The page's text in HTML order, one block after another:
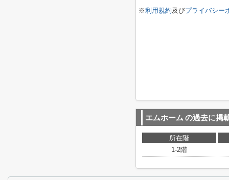
※利用規約及びプライバシー
エムホーム の過去に掲
所在階
1-2階